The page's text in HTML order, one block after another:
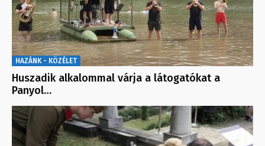
HAZÁNK - KÖZÉLET
Huszadik alkalommal várja a látogatókat a
Panyol…